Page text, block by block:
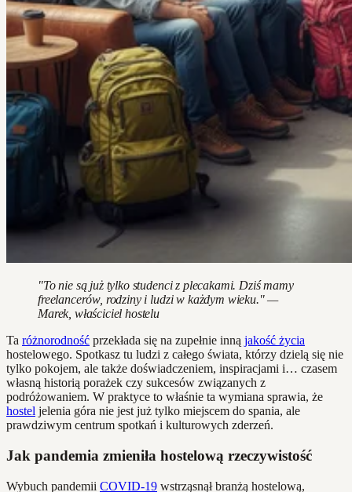
"To nie są już tylko studenci z plecakami. Dziś mamy
freelancerów, rodziny i ludzi w każdym wieku." —
Marek, właściciel hostelu
Ta różnorodność przekłada się na zupełnie inną jakość życia
hostelowego. Spotkasz tu ludzi z całego świata, którzy dzielą się nie
tylko pokojem, ale także doświadczeniem, inspiracjami i… czasem
własną historią porażek czy sukcesów związanych z
podróżowaniem. W praktyce to właśnie ta wymiana sprawia, że
hostel jelenia góra nie jest już tylko miejscem do spania, ale
prawdziwym centrum spotkań i kulturowych zderzeń.
Jak pandemia zmieniła hostelową rzeczywistość
Wybuch pandemii COVID-19 wstrząsnął branżą hostelową,